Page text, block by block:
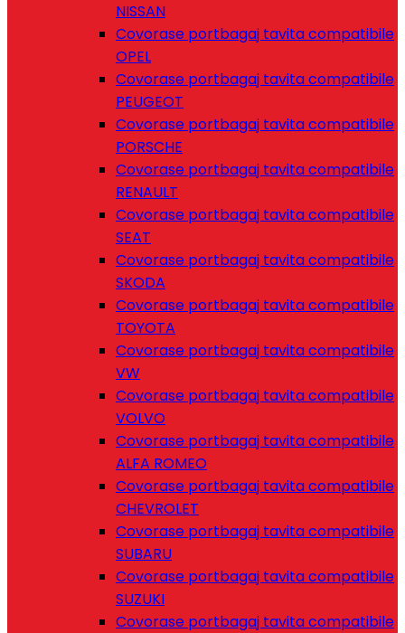
NISSAN
Covorase portbagaj tavita compatibile
OPEL
Covorase portbagaj tavita compatibile
PEUGEOT
Covorase portbagaj tavita compatibile
PORSCHE
Covorase portbagaj tavita compatibile
RENAULT
Covorase portbagaj tavita compatibile
SEAT
Covorase portbagaj tavita compatibile
SKODA
Covorase portbagaj tavita compatibile
TOYOTA
Covorase portbagaj tavita compatibile
VW
Covorase portbagaj tavita compatibile
VOLVO
Covorase portbagaj tavita compatibile
ALFA ROMEO
Covorase portbagaj tavita compatibile
CHEVROLET
Covorase portbagaj tavita compatibile
SUBARU
Covorase portbagaj tavita compatibile
SUZUKI
Covorase portbagaj tavita compatibile